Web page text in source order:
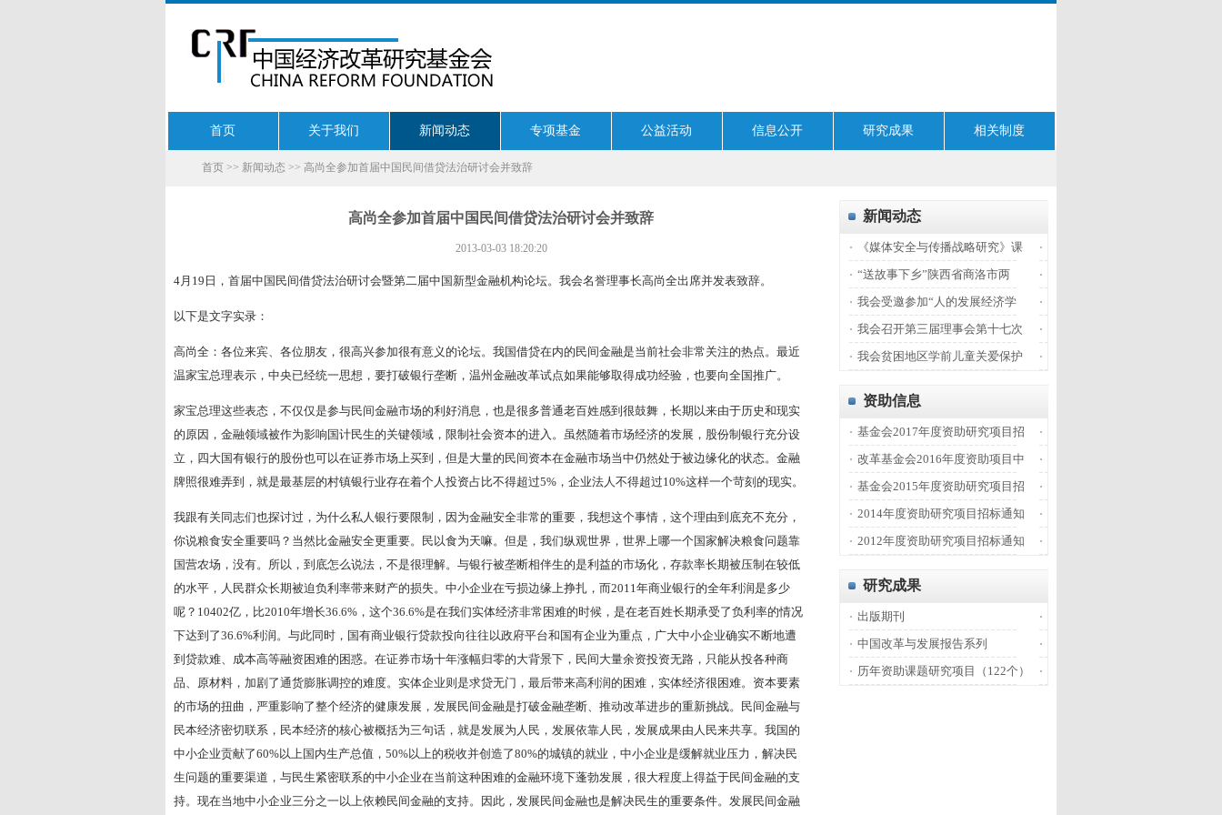
首页 关于我们 新闻动态 专项基金 公益活动 信息公开 研究成果 相关制度
首页 >> 新闻动态 >> 高尚全参加首届中国民间借贷法治研讨会并致辞
高尚全参加首届中国民间借贷法治研讨会并致辞
2013-03-03 18:20:20
4月19日，首届中国民间借贷法治研讨会暨第二届中国新型金融机构论坛。我会名誉理事长高尚全出席并发表致辞。
以下是文字实录：
高尚全：各位来宾、各位朋友，很高兴参加很有意义的论坛。我国借贷在内的民间金融是当前社会非常关注的热点。最近
温家宝总理表示，中央已经统一思想，要打破银行垄断，温州金融改革试点如果能够取得成功经验，也要向全国推广。
家宝总理这些表态，不仅仅是参与民间金融市场的利好消息，也是很多普通老百姓感到很鼓舞，长期以来由于历史和现实
的原因，金融领域被作为影响国计民生的关键领域，限制社会资本的进入。虽然随着市场经济的发展，股份制银行充分设
立，四大国有银行的股份也可以在证券市场上买到，但是大量的民间资本在金融市场当中仍然处于被边缘化的状态。金融
牌照很难弄到，就是最基层的村镇银行业存在着个人投资占比不得超过5%，企业法人不得超过10%这样一个苛刻的现实。
我跟有关同志们也探讨过，为什么私人银行要限制，因为金融安全非常的重要，我想这个事情，这个理由到底充不充分，
你说粮食安全重要吗？当然比金融安全更重要。民以食为天嘛。但是，我们纵观世界，世界上哪一个国家解决粮食问题靠
国营农场，没有。所以，到底怎么说法，不是很理解。与银行被垄断相伴生的是利益的市场化，存款率长期被压制在较低
的水平，人民群众长期被迫负利率带来财产的损失。中小企业在亏损边缘上挣扎，而2011年商业银行的全年利润是多少
呢？10402亿，比2010年增长36.6%，这个36.6%是在我们实体经济非常困难的时候，是在老百姓长期承受了负利率的情况
下达到了36.6%利润。与此同时，国有商业银行贷款投向往往以政府平台和国有企业为重点，广大中小企业确实不断地遭
到贷款难、成本高等融资困难的困惑。在证券市场十年涨幅归零的大背景下，民间大量余资投资无路，只能从投各种商
品、原材料，加剧了通货膨胀调控的难度。实体企业则是求贷无门，最后带来高利润的困难，实体经济很困难。资本要素
的市场的扭曲，严重影响了整个经济的健康发展，发展民间金融是打破金融垄断、推动改革进步的重新挑战。民间金融与
民本经济密切联系，民本经济的核心被概括为三句话，就是发展为人民，发展依靠人民，发展成果由人民来共享。我国的
中小企业贡献了60%以上国内生产总值，50%以上的税收并创造了80%的城镇的就业，中小企业是缓解就业压力，解决民
生问题的重要渠道，与民生紧密联系的中小企业在当前这种困难的金融环境下蓬勃发展，很大程度上得益于民间金融的支
持。现在当地中小企业三分之一以上依赖民间金融的支持。因此，发展民间金融也是解决民生的重要条件。发展民间金融
新闻动态
《媒体安全与传播战略研究》课
“送故事下乡”陕西省商洛市两
我会受邀参加“人的发展经济学
我会召开第三届理事会第十七次
我会贫困地区学前儿童关爱保护
资助信息
基金会2017年度资助研究项目招
改革基金会2016年度资助项目中
基金会2015年度资助研究项目招
2014年度资助研究项目招标通知
2012年度资助研究项目招标通知
研究成果
出版期刊
中国改革与发展报告系列
历年资助课题研究项目（122个）